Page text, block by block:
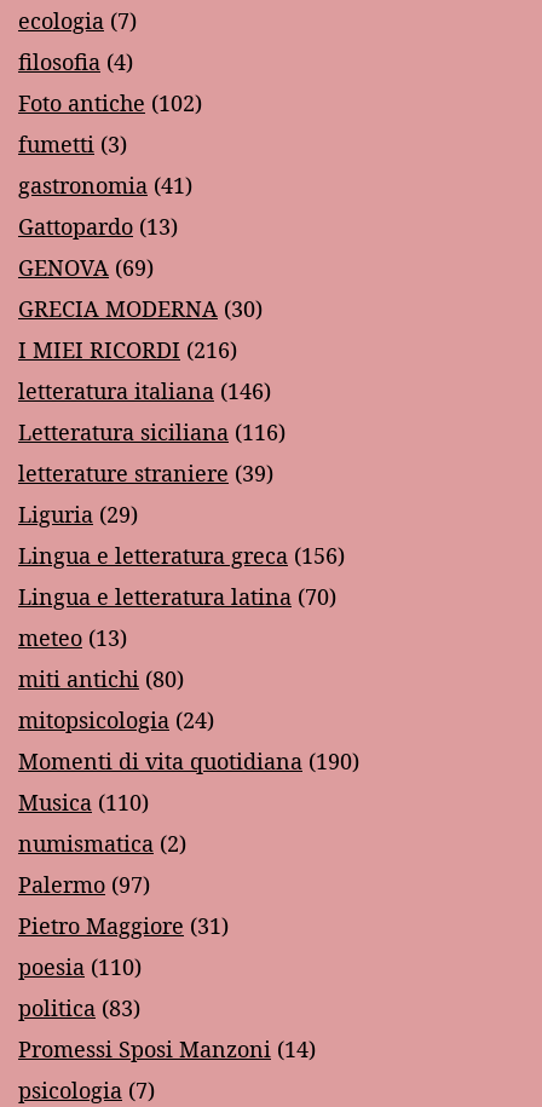
ecologia (7)
filosofia (4)
Foto antiche (102)
fumetti (3)
gastronomia (41)
Gattopardo (13)
GENOVA (69)
GRECIA MODERNA (30)
I MIEI RICORDI (216)
letteratura italiana (146)
Letteratura siciliana (116)
letterature straniere (39)
Liguria (29)
Lingua e letteratura greca (156)
Lingua e letteratura latina (70)
meteo (13)
miti antichi (80)
mitopsicologia (24)
Momenti di vita quotidiana (190)
Musica (110)
numismatica (2)
Palermo (97)
Pietro Maggiore (31)
poesia (110)
politica (83)
Promessi Sposi Manzoni (14)
psicologia (7)